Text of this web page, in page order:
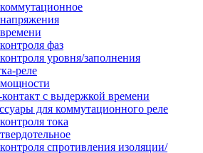
фаз
уровня/заполнения
реле
с выдержкой времени
для коммутационного реле
тока
спротивления изоляции/